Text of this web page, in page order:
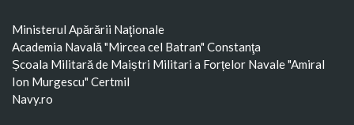
Ministerul Apărării Naţionale
Academia Navală "Mircea cel Batran" Constanţa
Școala Militară de Maiștri Militari a Forțelor Navale "Amiral
Ion Murgescu" Certmil
Navy.ro